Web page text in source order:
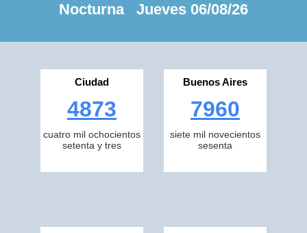
Nocturna Jueves 06/08/26
Ciudad
4873
cuatro mil ochocientos
setenta y tres
Buenos Aires
7960
siete mil novecientos
sesenta